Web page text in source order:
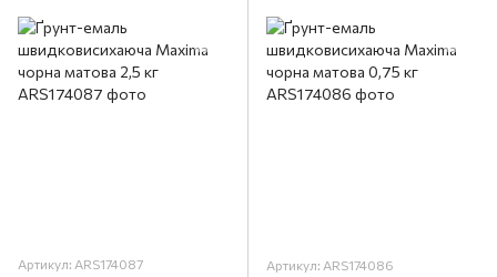
Артикул: ARS174087 Артикул: ARS174086